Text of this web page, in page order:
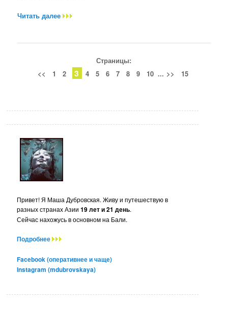
Читать далее
Страницы:
<<
1 2 3 4 5 6 7 8 9 10 ... >> 15
Привет! Я Маша Дубровская. Живу и путешествую в
разных странах Азии19 лет и 21 день.
Сейчас нахожусь в основном на Бали.
Подробнее
Facebook (оперативнее и чаще)
Instagram (mdubrovskaya)